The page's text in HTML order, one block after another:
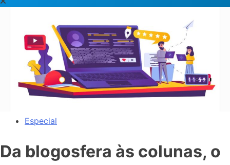
Especial
Da blogosfera às colunas, o